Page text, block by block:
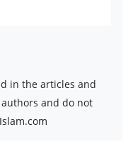
in the articles and
and do not